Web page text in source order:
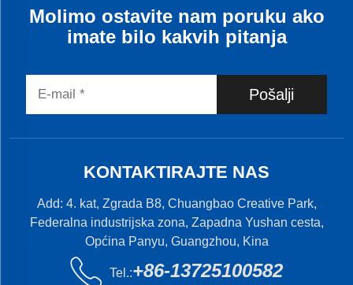
Molimo ostavite nam poruku ako
imate bilo kakvih pitanja
Pošalji
KONTAKTIRAJTE NAS
Add: 4. kat, Zgrada B8, Chuangbao Creative Park,
Federalna industrijska zona, Zapadna Yushan cesta,
Općina Panyu, Guangzhou, Kina
Tel.:+86-13725100582